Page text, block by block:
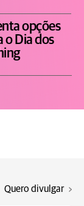
opções
o Dia dos
Quero divulgar